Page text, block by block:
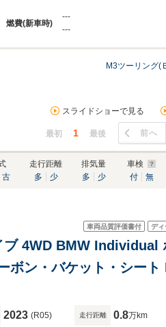
燃費(新車時)
---
---
M3ツーリング(
スライドショーで見る
最初 1 最後 前へ
古
走行距離
多
少
排気量
多
少
車検
付
無
車両品質評価書付 ディ
ブ 4WD BMW Individual
ボン・バケット・シート
ン・ファイバー・インテ
2023 (R05) 走行距離 0.8万km